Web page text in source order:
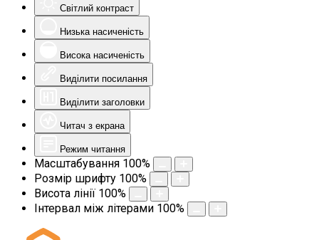
Світлий контраст
Низька насиченість
Висока насиченість
Виділити посилання
Виділити заголовки
Читач з екрана
Режим читання
Масштабування 100%
Розмір шрифту 100%
Висота лінії 100%
Інтервал між літерами 100%